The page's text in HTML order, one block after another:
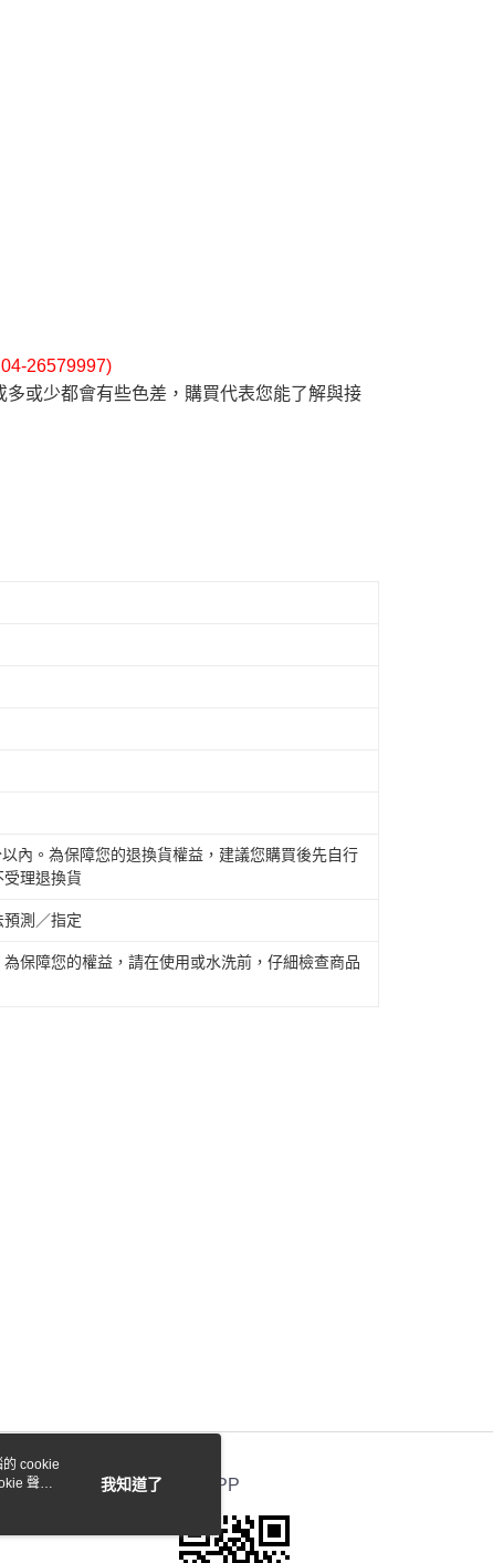
26579997)
或少都會有些色差，購買代表您能了解與接
內。為保障您的退換貨權益，建議您購買後先自行
理退換貨
測／指定
保障您的權益，請在使用或水洗前，仔細檢查商品
官方APP
cookie
聲明
我知道了